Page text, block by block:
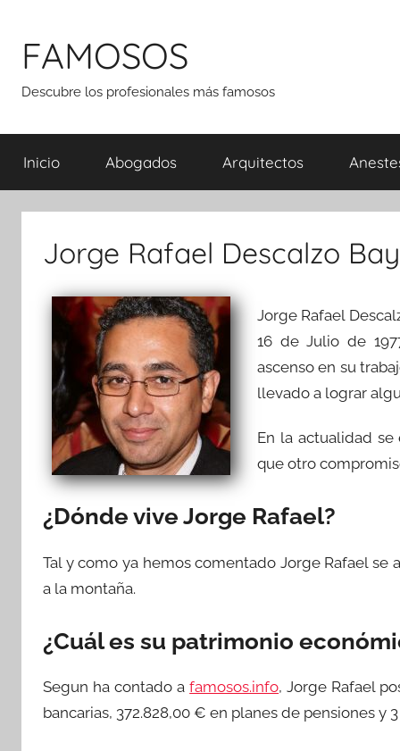
contenido
FAMOSOS
Descubre los profesionales más famosos
Inicio Abogados Arquitectos
Jorge Rafael Descalzo
Jorge Rafael
16 de Julio de
ascenso en su
llevado a lograr
En la actualidad
que otro
¿Dónde vive Jorge Rafael?
Tal y como ya hemos comentado Jorge Rafael se
a la montaña.
¿Cuál es su patrimonio
Segun ha contado afamosos.info, Jorge Rafael
bancarias, 372.828,00 € en planes de pensiones y